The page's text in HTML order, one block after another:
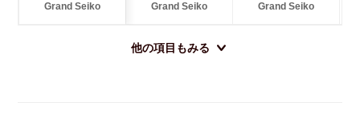
Grand Seiko Grand Seiko Grand Seiko
他の項目もみる